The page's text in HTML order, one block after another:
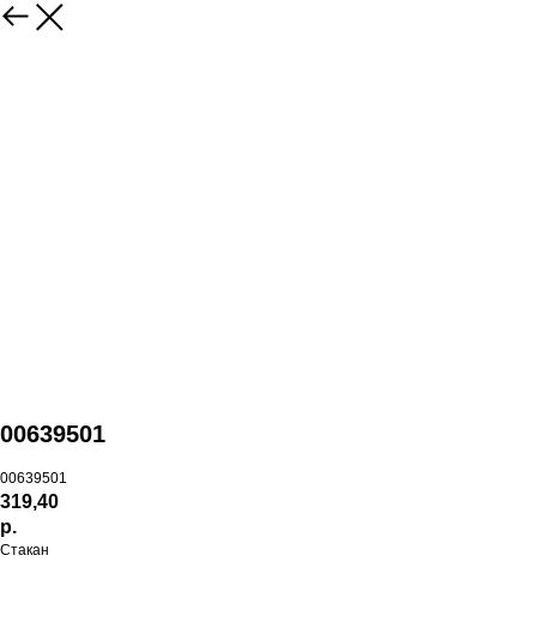
00639501
00639501
319,40
р.
Стакан